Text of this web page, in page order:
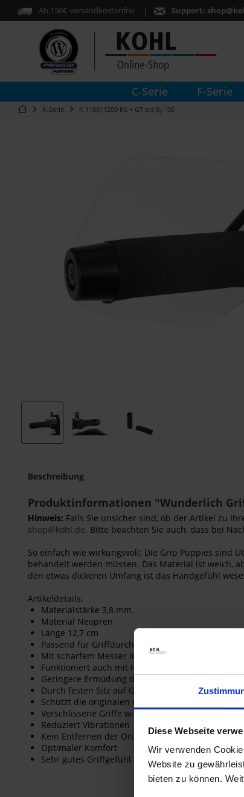
Diese Webseite
Wir verwenden
Website zu
bieten zu können.
Ab 150€ versandkostenfrei Support:
C-Serie F-Serie
K-Serie K 1100|1200 RS + GT bis Bj.´05
Beschreibung
Produktinformationen "Wunderlich
Hinweis: Falls Sie unsicher sind, ob der Artikel zu
shop@kohl.de. Bitte beachten Sie auch, dass bei
So einfach wie wirkungsvoll: Die Grip Puppies sind
behandelt werden müssen. Das Material ist weich,
den etwas dickeren Umfang ist das Handgefühl
Artikeldetails:
Materialstärke 3,8 mm.
Material Neopren
Länge 12,7 cm
Passend für Griffdurchmesser von 3,17 cm bis 3,68
Mit scharfem Messer in der Länge kürzbar
Funktioniert auch mit Heizgriffen
Geringere Ermüdung der Hände
Durch festen Sitz auf Griff Gummis keine
Schützt die originalen Griffgummis vor Abnutzung
Verschlissene Griffe wirken durch Puppies
Reduziert Vibrationen
Kein Entfernen der Original-Griffe nötig
Optimaler Komfort
Sehr gutes Griffgefühl